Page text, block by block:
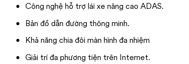
Công nghệ hỗ trợ lái xe nâng cao ADAS.
Bản đồ dẫn đường thông minh.
Khả năng chia đôi màn hình đa nhiệm
Giải trí đa phương tiện trên Internet.